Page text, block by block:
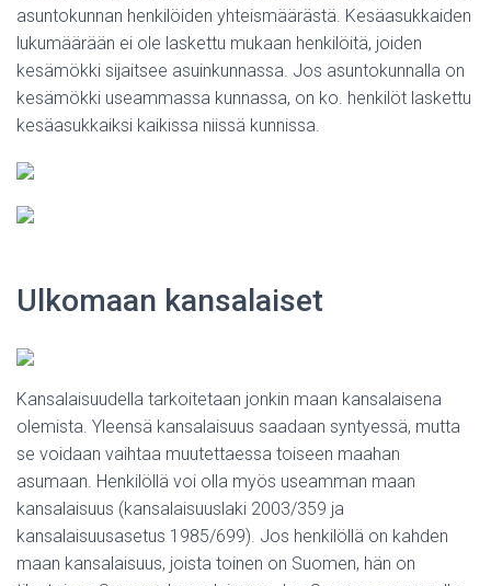
asuntokunnan henkilöiden yhteismäärästä. Kesäasukkaiden
lukumäärään ei ole laskettu mukaan henkilöitä, joiden
kesämökki sijaitsee asuinkunnassa. Jos asuntokunnalla on
kesämökki useammassa kunnassa, on ko. henkilöt laskettu
kesäasukkaiksi kaikissa niissä kunnissa.
Ulkomaan kansalaiset
Kansalaisuudella tarkoitetaan jonkin maan kansalaisena
olemista. Yleensä kansalaisuus saadaan syntyessä, mutta
se voidaan vaihtaa muutettaessa toiseen maahan
asumaan. Henkilöllä voi olla myös useamman maan
kansalaisuus (kansalaisuuslaki 2003/359 ja
kansalaisuusasetus 1985/699). Jos henkilöllä on kahden
maan kansalaisuus, joista toinen on Suomen, hän on